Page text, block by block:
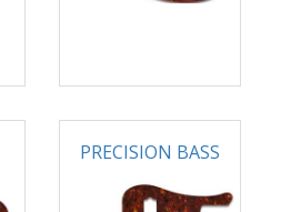
PRECISION BASS